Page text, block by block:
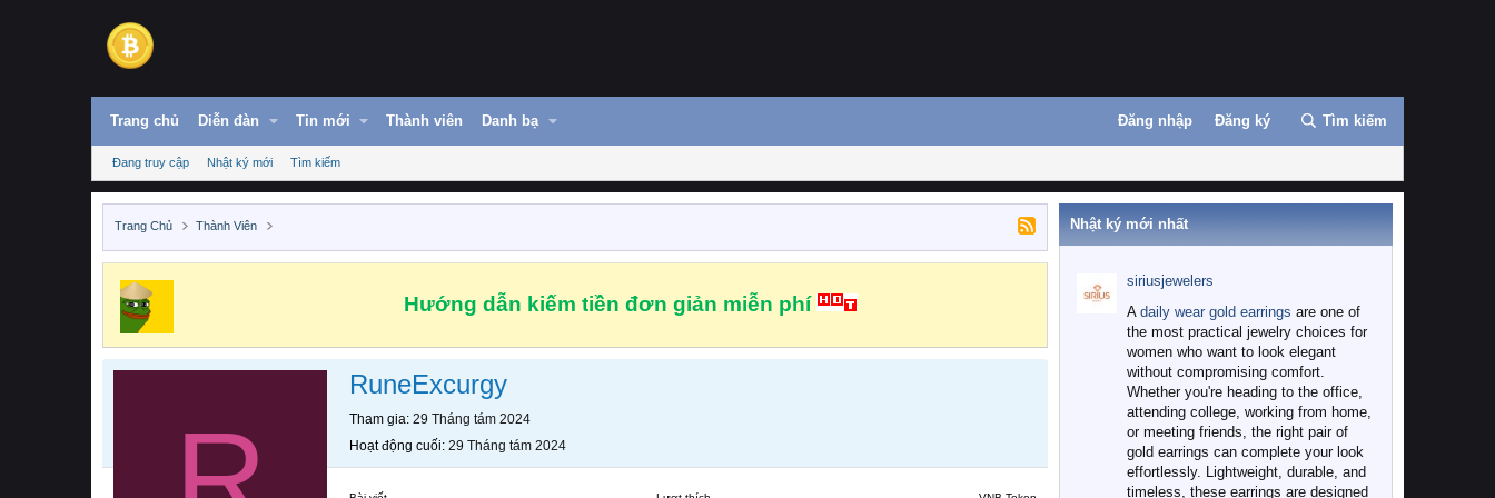
Trang chủ Diễn đàn Tin mới Thành viên Danh bạ Đăng nhập Đăng ký Tìm kiếm
Đang truy cập Nhật ký mới Tìm kiếm
Trang Chủ Thành Viên
Hướng dẫn kiếm tiền đơn giản miễn phí
RuneExcurgy
Tham gia 29 Tháng tám 2024
Hoạt động cuối 29 Tháng tám 2024
Nhật ký mới nhất
siriusjewelers
A daily wear gold earrings are one of
the most practical jewelry choices for
women who want to look elegant
without compromising comfort.
Whether you're heading to the office,
attending college, working from home,
or meeting friends, the right pair of
gold earrings can complete your look
effortlessly. Lightweight, durable, and
timeless, these earrings are designed